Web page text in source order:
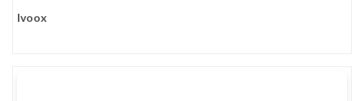
Ivoox